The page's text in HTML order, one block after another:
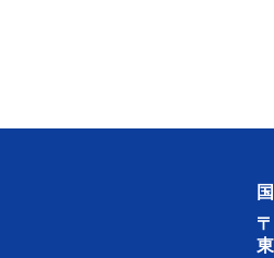
ついて、文部科学省の見解が